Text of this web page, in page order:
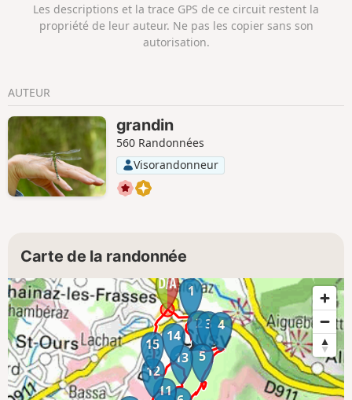
Les descriptions et la trace GPS de ce circuit restent la
propriété de leur auteur. Ne pas les copier sans son
autorisation.
AUTEUR
grandin
560 Randonnées
Visorandonneur
Carte de la randonnée
1
23 4
5
11
12
13
14
15